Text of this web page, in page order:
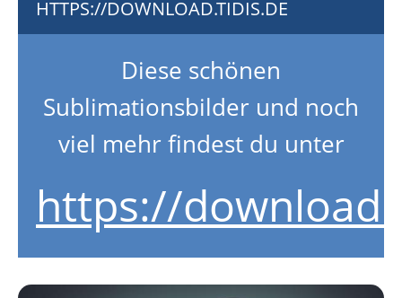
HTTPS://DOWNLOAD.TIDIS.DE
Diese schönen
Sublimationsbilder und noch
viel mehr findest du unter
https://